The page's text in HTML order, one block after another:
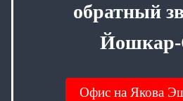
обратный
Офис на Якова